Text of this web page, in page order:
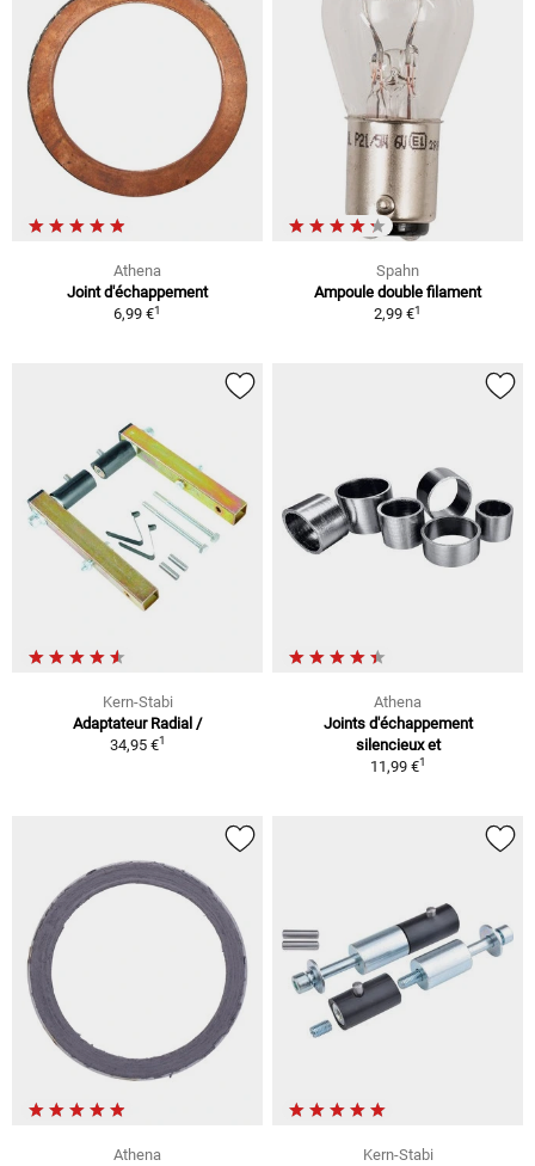
Athena
Joint d'échappement
6,99 €1
Spahn
Ampoule double filament
2,99 €1
Kern-Stabi
Adaptateur Radial /
34,95 €1
Athena
Joints d'échappement
silencieux et
11,99 €1
Athena Kern-Stabi